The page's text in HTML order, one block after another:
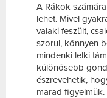
A Rákok
lehet. Mivel
valaki feszült,
szorul, könnyen
mindenki lelki
különösebb
észrevehetik,
marad figyelmük.